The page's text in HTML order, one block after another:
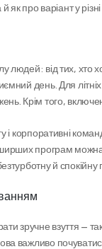
як про варіант у
людей: від тих, хто
день. Для
Крім того,
і корпоративні
програм
й
зручне взуття —
важливо